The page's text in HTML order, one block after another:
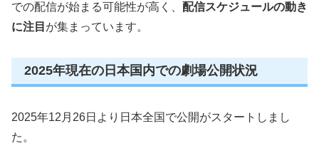
での配信が始まる可能性が高く、 配信スケジュールの動き
に注目 が集まっています。
2025年現在の日本国内での劇場公開状況
2025年12月26日より日本全国で公開がスタートしまし
た。